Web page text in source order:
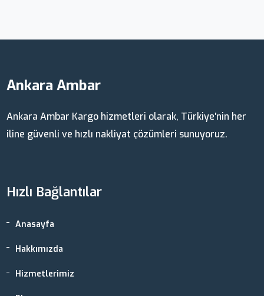
Ankara Ambar
Ankara Ambar Kargo hizmetleri olarak, Türkiye'nin her
iline güvenli ve hızlı nakliyat çözümleri sunuyoruz.
Hızlı Bağlantılar
Anasayfa
Hakkımızda
Hizmetlerimiz